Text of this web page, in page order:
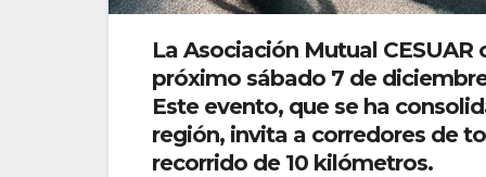
La Asociación Mutual CESUAR
próximo sábado 7 de
Este evento, que se ha
región, invita a corredores de
recorrido de 10 kilómetros.